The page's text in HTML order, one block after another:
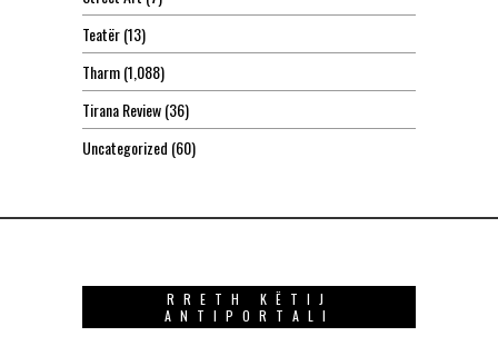
Teatër(13)
Tharm(1,088)
Tirana Review(36)
Uncategorized (60)
RRETH KËTIJ
ANTIPORTALI